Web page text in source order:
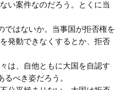
い案件なのだろう。とくに当
ではないか。当事国が拒否権を
発動できなくするとか、拒否
は、自他ともに大国を自認す
べき姿だろう。